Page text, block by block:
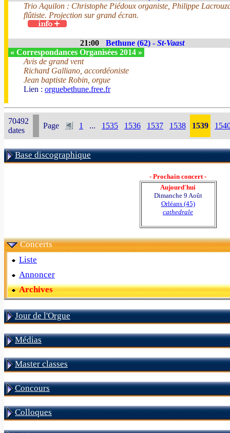
Trio Aquilon : Christophe Piédoux organiste, Philippe
flûtiste. Projection sur grand écran.
21:00 Bethune (62) - St-Vaast
« Correspondances Organisées 2014 »
Avis de grand vent
Richard Galliano, accordéoniste
Jean baptiste Robin, orgue
Lien : orguebethune.free.fr
70492
dates
Page 1 ... 1535 1536 1537 1538 1539
Base discographique
- Prochain concert -
Aujourd'hui
Dimanche 9 Août
Orléans (45)
cathedrale
Concerts
Liste
Annoncer
Archives
Jour de l'Orgue
Médias
Master classes
Concours
Colloques